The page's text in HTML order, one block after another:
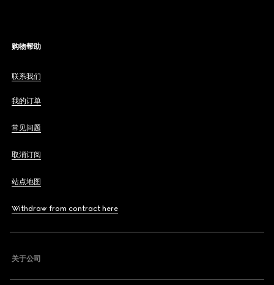
购物帮助
联系我们
我的订单
常见问题
取消订阅
站点地图
Withdraw from contract here
关于公司